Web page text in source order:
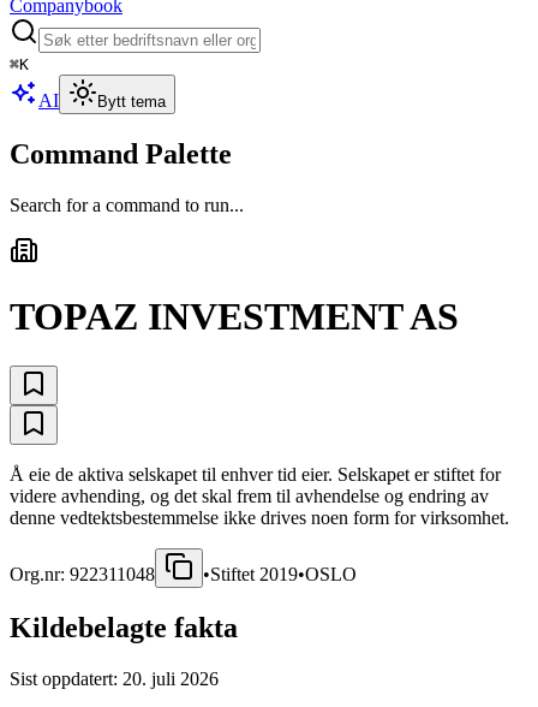
Companybook
⌘K
AI Bytt tema
Command Palette
Search for a command to run...
TOPAZ INVESTMENT AS
Å eie de aktiva selskapet til enhver tid eier. Selskapet er stiftet for
videre avhending, og det skal frem til avhendelse og endring av
denne vedtektsbestemmelse ikke drives noen form for virksomhet.
Org.nr: 922311048 •Stiftet 2019•OSLO
Kildebelagte fakta
Sist oppdatert: 20. juli 2026